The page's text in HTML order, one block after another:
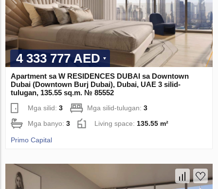
4 333 777 AED
Apartment sa W RESIDENCES DUBAI sa Downtown
Dubai (Downtown Burj Dubai), Dubai, UAE 3 silid-
tulugan, 135.55 sq.m. № 85552
Mga silid:3 Mga silid-tulugan:3
Mga banyo:3 Living space: 135.55 m²
Primo Capital